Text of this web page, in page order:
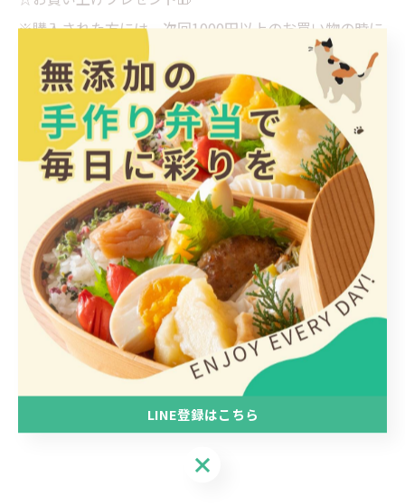
※購入された方には、次回1000円以上のお買い物の時に
使える200円割引券を差し上げます。
☆ガチャにチャレンジ❣️
※人気の猫雑貨ガチャです。特賞の『猫雑貨福袋』を当
ててくださいね♪かわいい猫雑貨をたくさん選んでいま
すので、是非チャレンジしてみて下さい。
平日にはなかなかご来店いただけない方、お子様、ファ
ミリーの方。日曜日営業ですので、是非ご来店くださ
い。
ごはんとおかずみけ猫屋
LINE登録はこちら
LINE登録はこちら